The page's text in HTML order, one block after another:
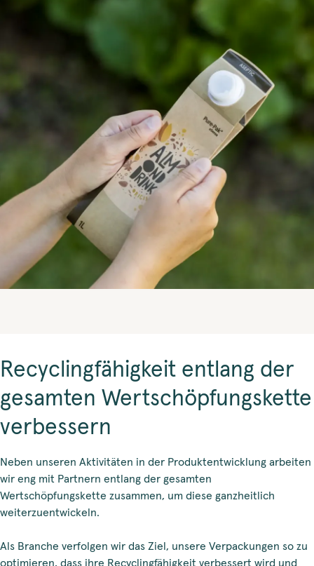
Recyclingfähigkeit entlang der
gesamten Wertschöpfungskette
verbessern
Neben unseren Aktivitäten in der Produktentwicklung arbeiten
wir eng mit Partnern entlang der gesamten
Wertschöpfungskette zusammen, um diese ganzheitlich
weiterzuentwickeln.
Als Branche verfolgen wir das Ziel, unsere Verpackungen so zu
optimieren, dass ihre Recyclingfähigkeit verbessert wird und